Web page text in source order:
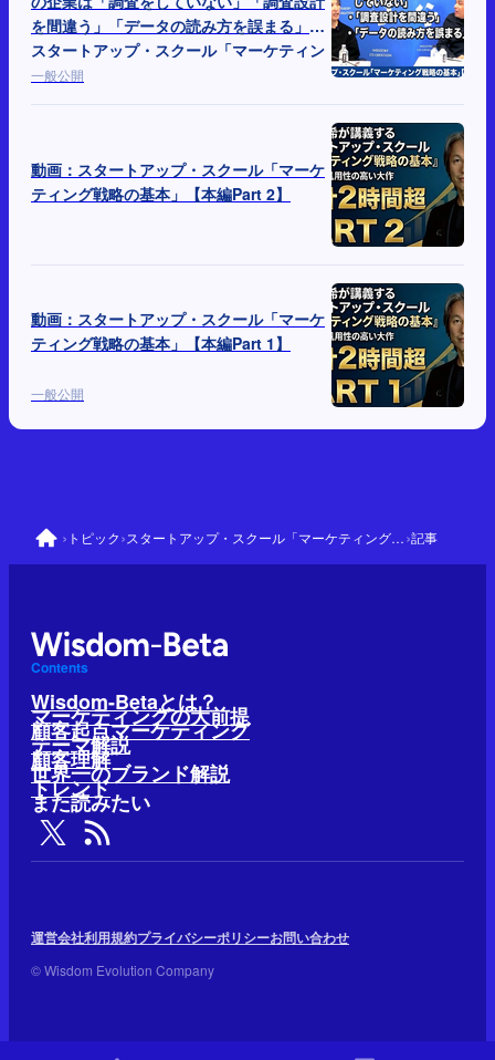
を間違う」「データの読み方を誤まる」：
スタートアップ・スクール「マーケティン
グ戦略の基本」【対談Part 1】
一般公開
動画：スタートアップ・スクール「マーケ
ティング戦略の基本」【本編Part 2】
動画：スタートアップ・スクール「マーケ
ティング戦略の基本」【本編Part 1】
一般公開
› トピック› スタートアップ・スクール「マーケティング戦略の基本」›記事
Contents
Wisdom-Betaとは？
マーケティングの大前提
顧客起点マーケティング
テーマ解説
顧客理解
世界一のブランド解説
トレンド
また読みたい
運営会社利用規約プライバシーポリシーお問い合わせ
© Wisdom Evolution Company